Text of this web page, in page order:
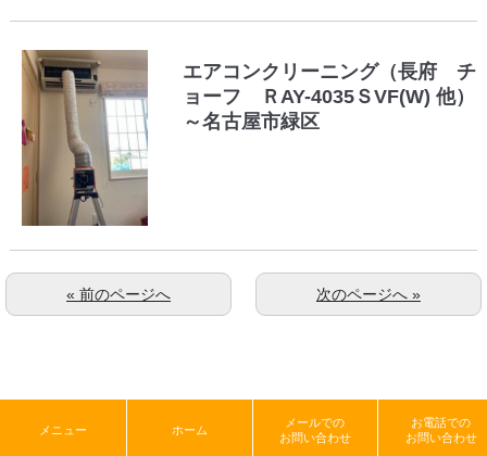
エアコンクリーニング（長府 チ
ョーフ ＲAY-4035ＳVF(W) 他）
～名古屋市緑区
次のページへ »
« 前のページへ
メニュー ホーム
メールでの
お問い合わせ
お電話での
お問い合わせ